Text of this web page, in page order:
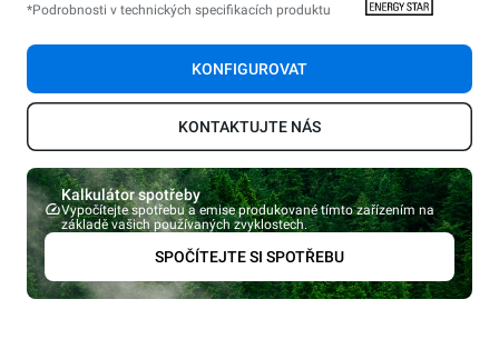
*Podrobnosti v technických specifikacích produktu
KONFIGUROVAT
KONTAKTUJTE NÁS
Kalkulátor spotřeby
Vypočítejte spotřebu a emise produkované tímto zařízením na
základě vašich používaných zvyklostech.
SPOČÍTEJTE SI SPOTŘEBU